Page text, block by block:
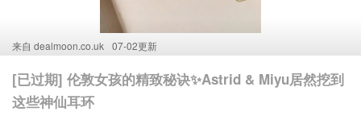
来自 dealmoon.co.uk 07-02更新
[已过期] 伦敦女孩的精致秘诀✨Astrid & Miyu居然挖到
这些神仙耳环